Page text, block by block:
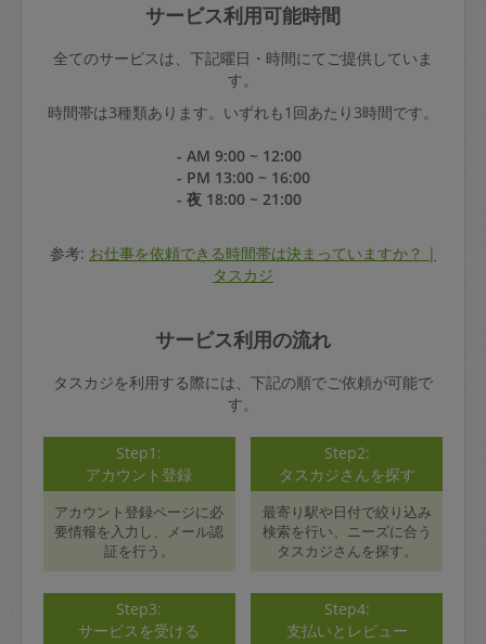
サービス利用可能時間
全てのサービスは、下記曜日・時間にてご提供していま
す。
時間帯は3種類あります。いずれも1回あたり3時間です。
- AM 9:00 ~ 12:00
- PM 13:00 ~ 16:00
- 夜 18:00 ~ 21:00
参考: お仕事を依頼できる時間帯は決まっていますか？ |
タスカジ
サービス利用の流れ
タスカジを利用する際には、下記の順でご依頼が可能で
す。
Step1:
アカウント登録
アカウント登録ページに必
要情報を入力し、メール認
証を行う。
Step2:
タスカジさんを探す
最寄り駅や日付で絞り込み
検索を行い、ニーズに合う
タスカジさんを探す。
Step3:
サービスを受ける
Step4:
支払いとレビュー